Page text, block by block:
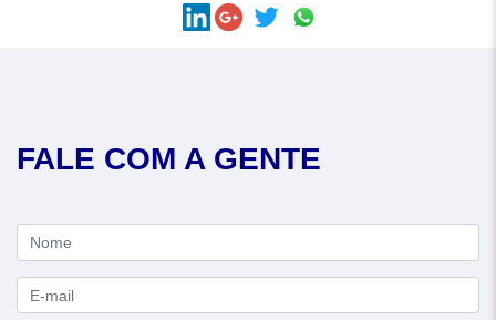
FALE COM A GENTE